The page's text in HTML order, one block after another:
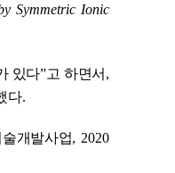
Symmetric Ionic
있다ˮ고 하면서 ,
다.
개발사업, 2020